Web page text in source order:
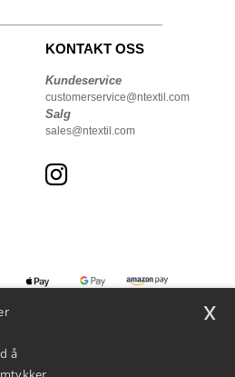
KONTAKT OSS
Kundeservice
customerservice@ntextil.com
Salg
sales@ntextil.com
å
x